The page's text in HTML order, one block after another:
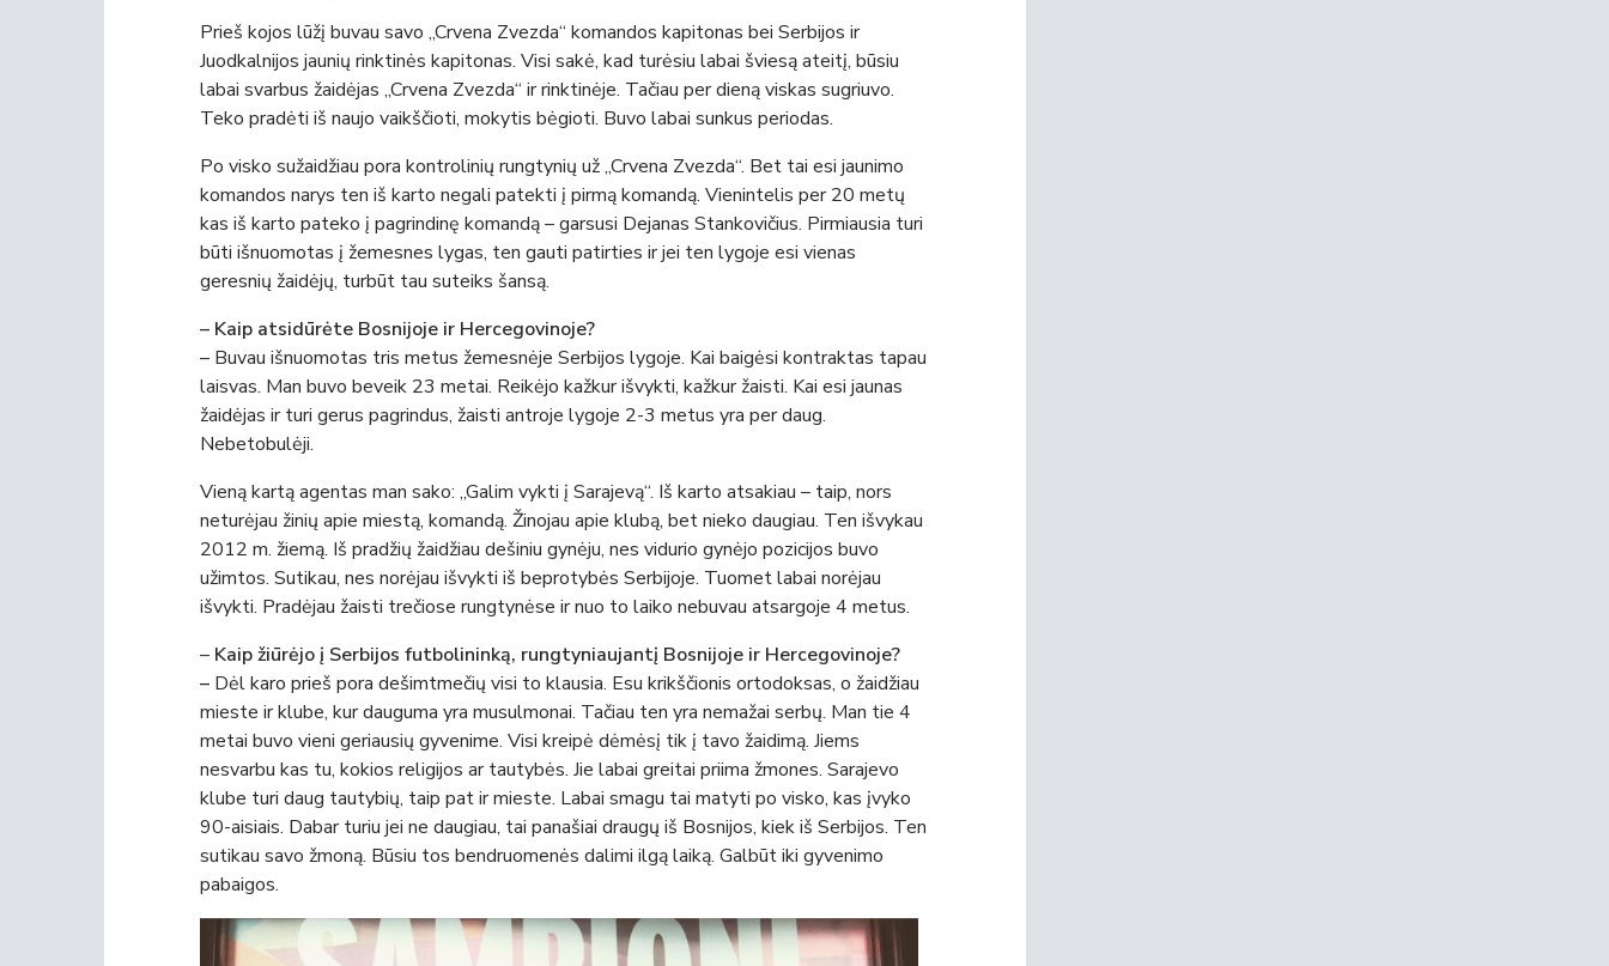
Prieš kojos lūžį buvau savo „Crvena Zvezda“ komandos kapitonas bei Serbijos ir
Juodkalnijos jaunių rinktinės kapitonas. Visi sakė, kad turėsiu labai šviesą ateitį, būsiu
labai svarbus žaidėjas „Crvena Zvezda“ ir rinktinėje. Tačiau per dieną viskas sugriuvo.
Teko pradėti iš naujo vaikščioti, mokytis bėgioti. Buvo labai sunkus periodas.
Po visko sužaidžiau pora kontrolinių rungtynių už „Crvena Zvezda“. Bet tai esi jaunimo
komandos narys ten iš karto negali patekti į pirmą komandą. Vienintelis per 20 metų
kas iš karto pateko į pagrindinę komandą – garsusi Dejanas Stankovičius. Pirmiausia turi
būti išnuomotas į žemesnes lygas, ten gauti patirties ir jei ten lygoje esi vienas
geresnių žaidėjų, turbūt tau suteiks šansą.
– Kaip atsidūrėte Bosnijoje ir Hercegovinoje?
– Buvau išnuomotas tris metus žemesnėje Serbijos lygoje. Kai baigėsi kontraktas tapau
laisvas. Man buvo beveik 23 metai. Reikėjo kažkur išvykti, kažkur žaisti. Kai esi jaunas
žaidėjas ir turi gerus pagrindus, žaisti antroje lygoje 2-3 metus yra per daug.
Nebetobulėji.
Vieną kartą agentas man sako: „Galim vykti į Sarajevą“. Iš karto atsakiau – taip, nors
neturėjau žinių apie miestą, komandą. Žinojau apie klubą, bet nieko daugiau. Ten išvykau
2012 m. žiemą. Iš pradžių žaidžiau dešiniu gynėju, nes vidurio gynėjo pozicijos buvo
užimtos. Sutikau, nes norėjau išvykti iš beprotybės Serbijoje. Tuomet labai norėjau
išvykti. Pradėjau žaisti trečiose rungtynėse ir nuo to laiko nebuvau atsargoje 4 metus.
– Kaip žiūrėjo į Serbijos futbolininką, rungtyniaujantį Bosnijoje ir Hercegovinoje?
– Dėl karo prieš pora dešimtmečių visi to klausia. Esu krikščionis ortodoksas, o žaidžiau
mieste ir klube, kur dauguma yra musulmonai. Tačiau ten yra nemažai serbų. Man tie 4
metai buvo vieni geriausių gyvenime. Visi kreipė dėmėsį tik į tavo žaidimą. Jiems
nesvarbu kas tu, kokios religijos ar tautybės. Jie labai greitai priima žmones. Sarajevo
klube turi daug tautybių, taip pat ir mieste. Labai smagu tai matyti po visko, kas įvyko
90-aisiais. Dabar turiu jei ne daugiau, tai panašiai draugų iš Bosnijos, kiek iš Serbijos. Ten
sutikau savo žmoną. Būsiu tos bendruomenės dalimi ilgą laiką. Galbūt iki gyvenimo
pabaigos.